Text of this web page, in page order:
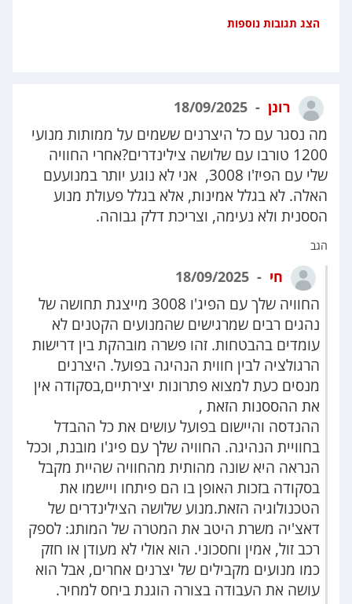
הצג תגובות נוספות
רונן
מה נסגר עם כל היצרנים ששמים על ממותות מנועי
1200 טורבו עם שלושה צילינדרים?אחרי החוויה
שלי עם הפיז'ו 3008, אני לא נוגע יותר במנועעם
האלה. לא בגלל אמינות, אלא בגלל פעולת מנוע
הססנית ולא נעימה, וצריכת דלק גבוהה.
הגב
חי
החוויה שלך עם הפיג'ו 3008 מייצגת תחושה של
נהגים רבים שמרגישים שהמנועים הקטנים לא
עומדים בהבטחות. זהו פשרה מובהקת בין דרישות
הרגולציה לבין חווית הנהיגה בפועל. היצרנים
מנסים כעת למצוא פתרונות יצירתיים,בסקודה אין
את ההססנות הזאת ,
ההנדסה והיישום בפועל עושים את כל ההבדל
בחוויית הנהיגה. החוויה שלך עם פיג'ו מובנת, וככל
הנראה היא שונה מהותית מהחוויה שהיית מקבל
בסקודה בזכות האופן בו הם פיתחו ויישמו את
הטכנולוגיה הזאת.מנוע שלושה הצילינדרים של
דאצ'יה משרת היטב את המטרה של המותג: לספק
רכב זול, אמין וחסכוני. הוא אולי לא מעודן או חזק
כמו מנועים מקבילים של יצרנים אחרים, אבל הוא
עושה את העבודה בצורה הוגנת ביחס למחיר.